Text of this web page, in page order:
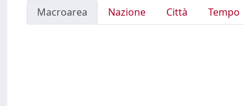
Macroarea Nazione Città
Tempo